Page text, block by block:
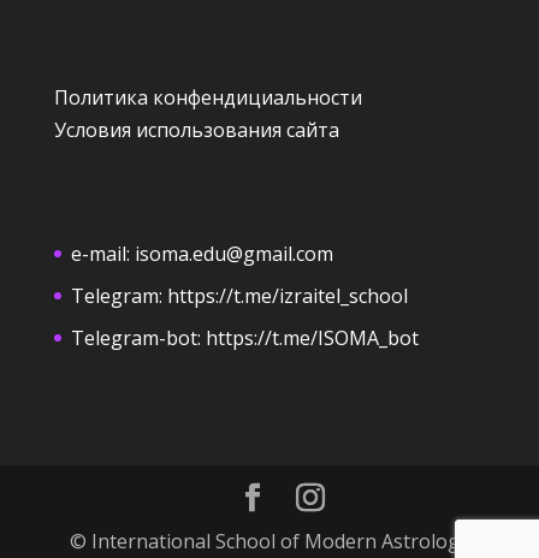
Политика конфендициальности
Условия использования сайта
e-mail: isoma.edu@gmail.com
Telegram: https://t.me/izraitel_school
Telegram-bot: https://t.me/ISOMA_bot
© International School of Modern Astrology